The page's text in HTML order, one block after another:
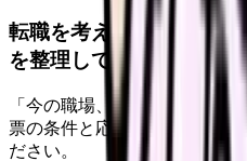
転職を考えている看護師
を整理して、求人を見比
「今の職場、このままでいい
票の条件と応募前に確認した
ださい。